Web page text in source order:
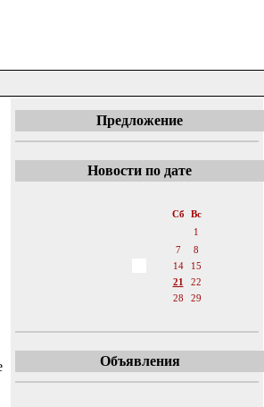
Предложение
Новости по дате
Сб
Вс
1
7
8
14
15
21
22
28
29
Объявления